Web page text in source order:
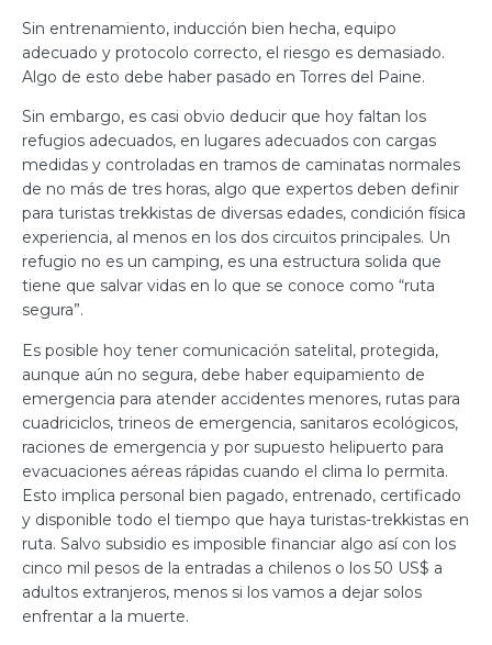
Sin entrenamiento, inducción bien hecha, equipo
adecuado y protocolo correcto, el riesgo es demasiado.
Algo de esto debe haber pasado en Torres del Paine.
Sin embargo, es casi obvio deducir que hoy faltan los
refugios adecuados, en lugares adecuados con cargas
medidas y controladas en tramos de caminatas normales
de no más de tres horas, algo que expertos deben definir
para turistas trekkistas de diversas edades, condición física
experiencia, al menos en los dos circuitos principales. Un
refugio no es un camping, es una estructura solida que
tiene que salvar vidas en lo que se conoce como “ruta
segura”.
Es posible hoy tener comunicación satelital, protegida,
aunque aún no segura, debe haber equipamiento de
emergencia para atender accidentes menores, rutas para
cuadriciclos, trineos de emergencia, sanitaros ecológicos,
raciones de emergencia y por supuesto helipuerto para
evacuaciones aéreas rápidas cuando el clima lo permita.
Esto implica personal bien pagado, entrenado, certificado
y disponible todo el tiempo que haya turistas-trekkistas en
ruta. Salvo subsidio es imposible financiar algo así con los
cinco mil pesos de la entradas a chilenos o los 50 US$ a
adultos extranjeros, menos si los vamos a dejar solos
enfrentar a la muerte.